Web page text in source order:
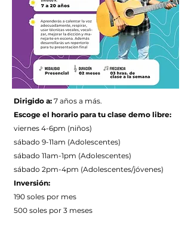
Dirigido a: 7 años a más.
Escoge el horario para tu clase demo libre:
viernes 4-6pm (niños)
sábado 9-11am (Adolescentes)
sábado 11am-1pm (Adolescentes)
sábado 2pm-4pm (Adolescentes/jóvenes)
Inversión:
190 soles por mes
500 soles por 3 meses